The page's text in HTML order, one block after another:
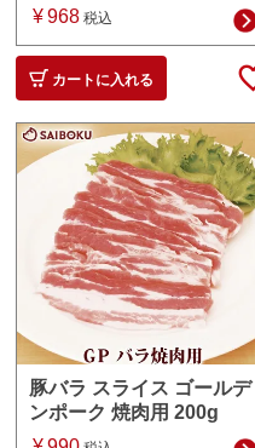
¥ 968 税込
カートに入れる
豚バラ スライス ゴールデ
ンポーク 焼肉用 200g